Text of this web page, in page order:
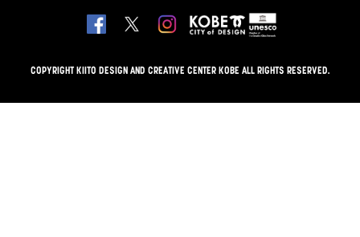
COPYRIGHT KIITO DESIGN AND CREATIVE CENTER KOBE ALL RIGHTS RESERVED.